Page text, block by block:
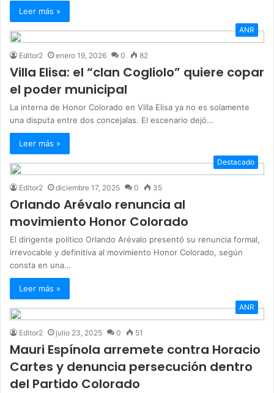
Leer más »
ANR
Editor2 enero 19, 2026 0 82
Villa Elisa: el “clan Cogliolo” quiere copar
el poder municipal
La interna de Honor Colorado en Villa Elisa ya no es solamente
una disputa entre dos concejalas. El escenario dejó…
Leer más »
Destacado
Editor2 diciembre 17, 2025 0 35
Orlando Arévalo renuncia al
movimiento Honor Colorado
El dirigente político Orlando Arévalo presentó su renuncia formal,
irrevocable y definitiva al movimiento Honor Colorado, según
consta en una…
Leer más »
ANR
Editor2 julio 23, 2025 0 51
Mauri Espínola arremete contra Horacio
Cartes y denuncia persecución dentro
del Partido Colorado